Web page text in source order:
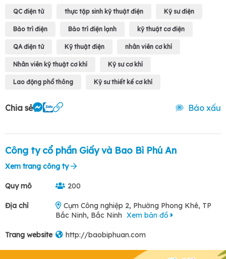
QC điện tử thực tập sinh kỹ thuật điện Kỹ sư điện
Bảo trì điện Bảo trì điện lạnh kỹ thuật cơ điện
QA điện tử Kỹ thuật điện nhân viên cơ khí
Nhân viên kỹ thuật cơ khí Kỹ sư cơ khí
Lao động phổ thông Kỹ sư thiết kế cơ khí
Chia sẻ Báo xấu
Công ty cổ phần Giấy và Bao Bì Phú An
Xem trang công ty
Quy mô 200
Địa chỉ
Cụm Công nghiệp 2, Phường Phong Khê, TP
Bắc Ninh, Bắc Ninh Xem bản đồ
Trang website http://baobiphuan.com